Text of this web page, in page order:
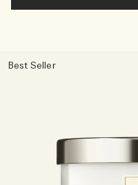
Best Seller